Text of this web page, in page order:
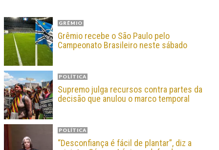
GRÊMIO
Grêmio recebe o São Paulo pelo
Campeonato Brasileiro neste sábado
POLÍTICA
Supremo julga recursos contra partes da
decisão que anulou o marco temporal
POLÍTICA
“Desconfiança é fácil de plantar”, diz a